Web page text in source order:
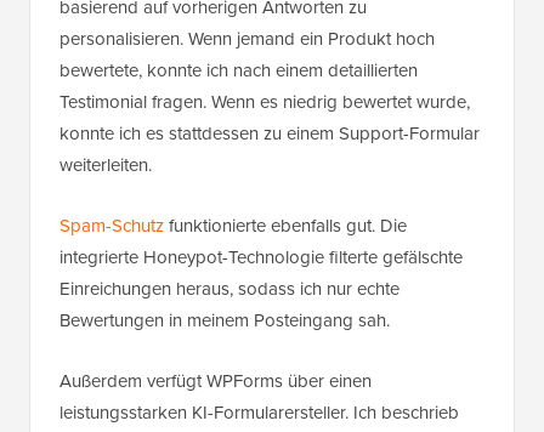
basierend auf vorherigen Antworten zu
personalisieren. Wenn jemand ein Produkt hoch
bewertete, konnte ich nach einem detaillierten
Testimonial fragen. Wenn es niedrig bewertet wurde,
konnte ich es stattdessen zu einem Support-Formular
weiterleiten.
Spam-Schutzfunktionierte ebenfalls gut. Die
integrierte Honeypot-Technologie filterte gefälschte
Einreichungen heraus, sodass ich nur echte
Bewertungen in meinem Posteingang sah.
Außerdem verfügt WPForms über einen
leistungsstarken KI-Formularersteller. Ich beschrieb